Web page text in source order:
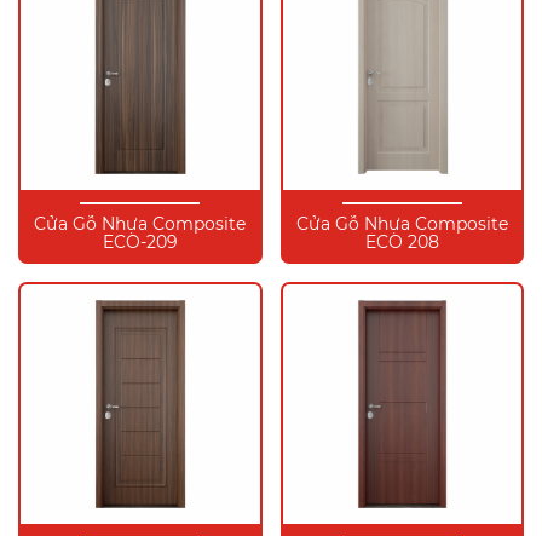
Cửa Gỗ Nhựa Composite
ECO-209
Cửa Gỗ Nhựa Composite
ECO 208